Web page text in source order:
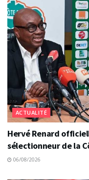
ACTUALITÉ
Hervé Renard
sélectionneur de la
06/08/2026